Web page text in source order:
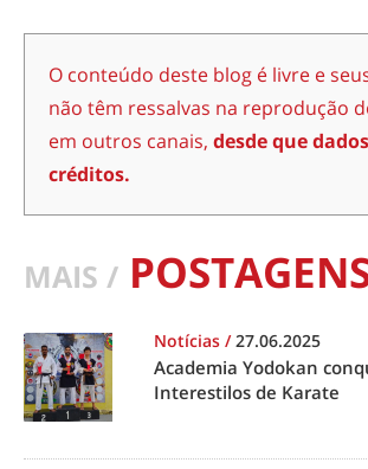
O conteúdo deste blog é livre e
não têm ressalvas na reprodução
em outros canais, desde que
créditos.
MAIS /
Notícias /27.06.2025
Academia Yodokan
Interestilos de Karate